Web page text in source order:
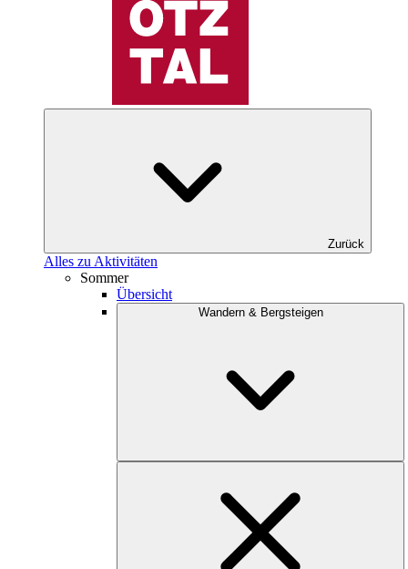
Zurück
Alles zu Aktivitäten
Sommer
Übersicht
Wandern & Bergsteigen